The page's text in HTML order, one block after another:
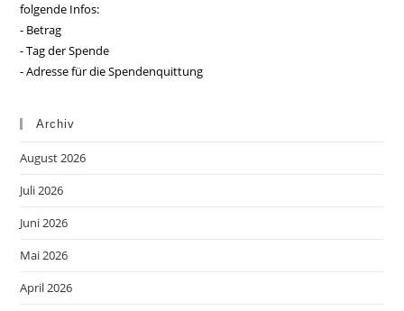
folgende Infos:
- Betrag
- Tag der Spende
- Adresse für die Spendenquittung
Archiv
August 2026
Juli 2026
Juni 2026
Mai 2026
April 2026